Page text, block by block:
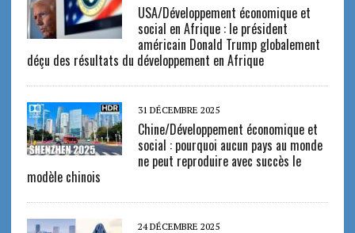
USA/Développement économique et
social en Afrique : le président
américain Donald Trump globalement
déçu des résultats du développement en Afrique
31 DÉCEMBRE 2025
Chine/Développement économique et
social : pourquoi aucun pays au monde
ne peut reproduire avec succès le
modèle chinois
24 DÉCEMBRE 2025